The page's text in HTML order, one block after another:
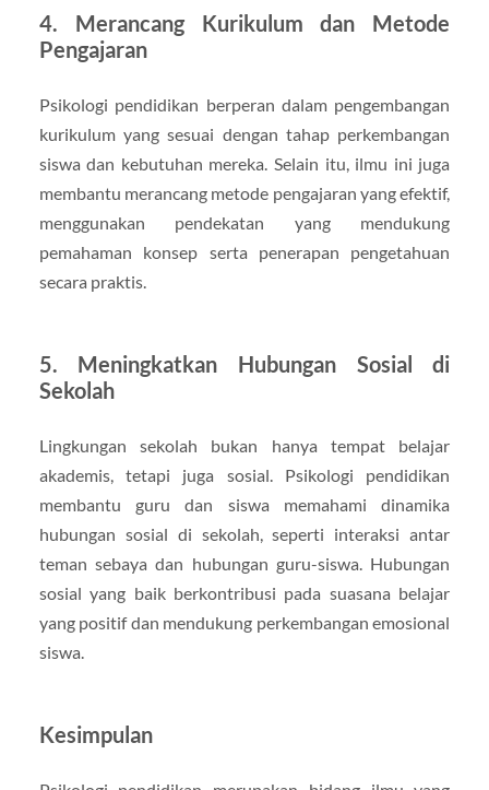
4. Merancang Kurikulum dan Metode
Pengajaran
Psikologi pendidikan berperan dalam pengembangan
kurikulum yang sesuai dengan tahap perkembangan
siswa dan kebutuhan mereka. Selain itu, ilmu ini juga
membantu merancang metode pengajaran yang efektif,
menggunakan pendekatan yang mendukung
pemahaman konsep serta penerapan pengetahuan
secara praktis.
5. Meningkatkan Hubungan Sosial di
Sekolah
Lingkungan sekolah bukan hanya tempat belajar
akademis, tetapi juga sosial. Psikologi pendidikan
membantu guru dan siswa memahami dinamika
hubungan sosial di sekolah, seperti interaksi antar
teman sebaya dan hubungan guru-siswa. Hubungan
sosial yang baik berkontribusi pada suasana belajar
yang positif dan mendukung perkembangan emosional
siswa.
Kesimpulan